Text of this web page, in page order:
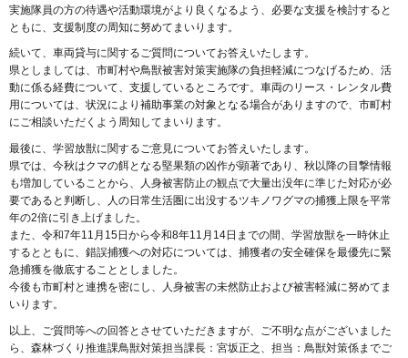
実施隊員の方の待遇や活動環境がより良くなるよう、必要な支援を検討すると
ともに、支援制度の周知に努めてまいります。
続いて、車両貸与に関するご質問についてお答えいたします。
県としましては、市町村や鳥獣被害対策実施隊の負担軽減につなげるため、活
動に係る経費について、支援しているところです。車両のリース・レンタル費
用については、状況により補助事業の対象となる場合がありますので、市町村
にご相談いただくよう周知してまいります。
最後に、学習放獣に関するご意見についてお答えいたします。
県では、今秋はクマの餌となる堅果類の凶作が顕著であり、秋以降の目撃情報
も増加していることから、人身被害防止の観点で大量出没年に準じた対応が必
要であると判断し、人の日常生活圏に出没するツキノワグマの捕獲上限を平常
年の2倍に引き上げました。
また、令和7年11月15日から令和8年11月14日までの間、学習放獣を一時休止
するとともに、錯誤捕獲への対応については、捕獲者の安全確保を最優先に緊
急捕獲を徹底することとしました。
今後も市町村と連携を密にし、人身被害の未然防止および被害軽減に努めてま
いります。
以上、ご質問等への回答とさせていただきますが、ご不明な点がございました
ら、森林づくり推進課鳥獣対策担当課長：宮坂正之、担当：鳥獣対策係までご